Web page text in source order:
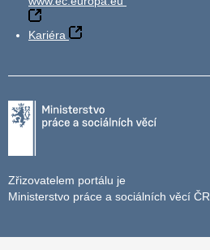
Kariéra
Zřizovatelem portálu je
Ministerstvo práce a sociálních věcí ČR